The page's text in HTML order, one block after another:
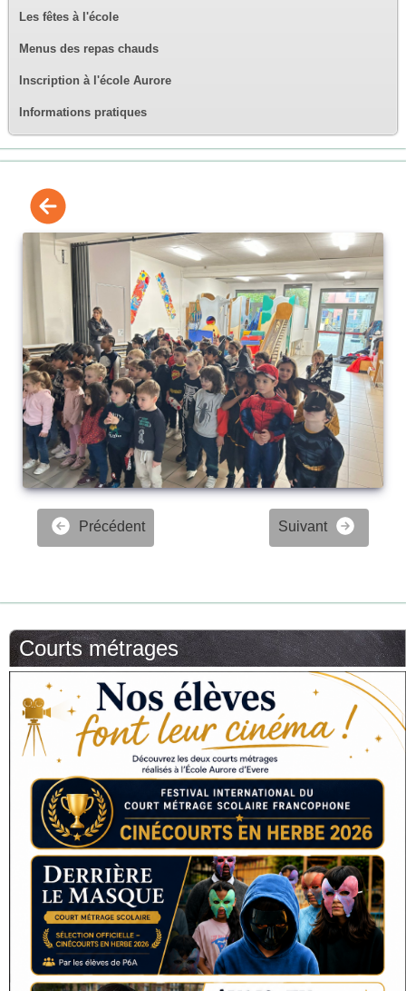
Les fêtes à l'école
Menus des repas chauds
Inscription à l'école Aurore
Informations pratiques
Précédent Suivant
Courts métrages